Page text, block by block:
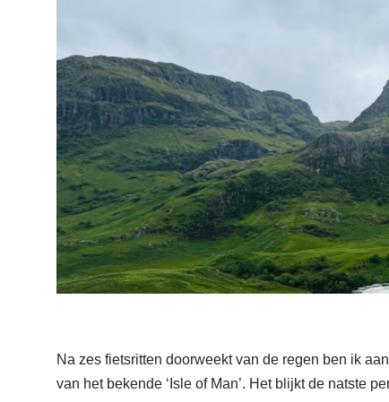
Na zes fietsritten doorweekt van de regen ben ik
van het bekende ‘Isle of Man’. Het blijkt de natste